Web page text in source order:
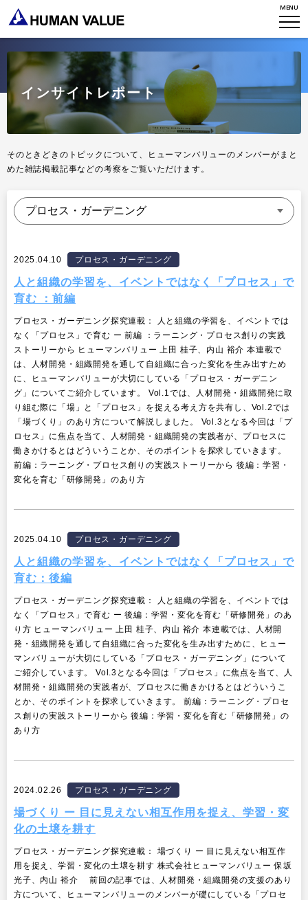
MENU
TOP
WHO WE ARE
会社概要
HVからのメッセージ
アクセスマップ
ミッション・バリュー
プライバシーポリシー
採用について
WHAT WE DO
組織変革
タレント開発
リーダーシップ
出版
プラクティショナー養成
リサーチ
イベント・セミナー
STORIES
NEWS
Stories
リサーチ
出版
その他
インサイトレポート
そのときどきのトピックについて、ヒューマンバリューのメンバーがまと
めた雑誌掲載記事などの考察をご覧いただけます。
2025.04.10 プロセス・ガーデニング
人と組織の学習を、イベントではなく「プロセス」で
育む ：前編
プロセス・ガーデニング探究連載： 人と組織の学習を、イベントでは
なく「プロセス」で育む ー 前編 ：ラーニング・プロセス創りの実践
ストーリーから ヒューマンバリュー 上田 桂子、内山 裕介 本連載で
は、人材開発・組織開発を通して自組織に合った変化を生み出すため
に、ヒューマンバリューが大切にしている「プロセス・ガーデニン
グ」についてご紹介しています。 Vol.1では、人材開発・組織開発に取
り組む際に「場」と「プロセス」を捉える考え方を共有し、Vol.2では
「場づくり」のあり方について解説しました。 Vol.3となる今回は「プ
ロセス」に焦点を当て、人材開発・組織開発の実践者が、プロセスに
働きかけるとはどういうことか、そのポイントを探求していきます。
前編：ラーニング・プロセス創りの実践ストーリーから 後編：学習・
変化を育む「研修開発」のあり方
2025.04.10 プロセス・ガーデニング
人と組織の学習を、イベントではなく「プロセス」で
育む：後編
プロセス・ガーデニング探究連載： 人と組織の学習を、イベントでは
なく「プロセス」で育む ー 後編：学習・変化を育む「研修開発」のあ
り方 ヒューマンバリュー 上田 桂子、内山 裕介 本連載では、人材開
発・組織開発を通して自組織に合った変化を生み出すために、ヒュー
マンバリューが大切にしている「プロセス・ガーデニング」について
ご紹介しています。 Vol.3となる今回は「プロセス」に焦点を当て、人
材開発・組織開発の実践者が、プロセスに働きかけるとはどういうこ
とか、そのポイントを探求していきます。 前編：ラーニング・プロセ
ス創りの実践ストーリーから 後編：学習・変化を育む「研修開発」の
あり方
2024.02.26 プロセス・ガーデニング
場づくり ー 目に見えない相互作用を捉え、学習・変
化の土壌を耕す
プロセス・ガーデニング探究連載： 場づくり ー 目に見えない相互作
用を捉え、学習・変化の土壌を耕す 株式会社ヒューマンバリュー 保坂
光子、内山 裕介 前回の記事では、人材開発・組織開発の支援のあり
方について、ヒューマンバリューのメンバーが礎にしている「プロセ